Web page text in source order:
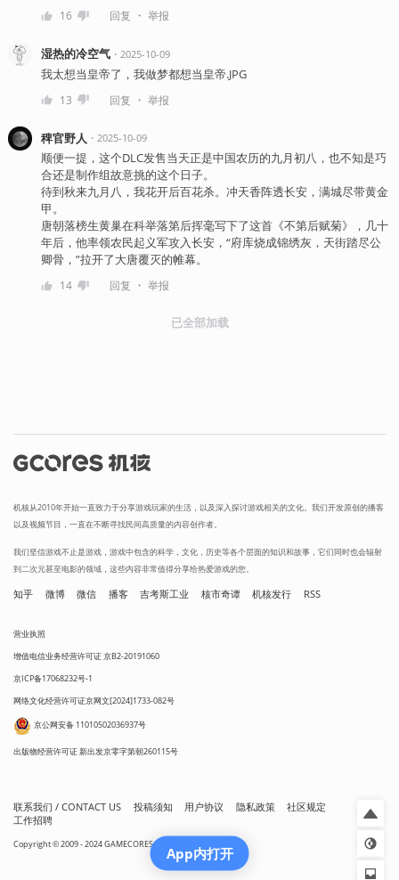
16 回复 ・ 举报
湿热的冷空气・ 2025-10-09
我太想当皇帝了，我做梦都想当皇帝.JPG
13 回复 ・ 举报
稗官野人 ・ 2025-10-09
顺便一提，这个DLC发售当天正是中国农历的九月初八，也不知是巧
合还是制作组故意挑的这个日子。
待到秋来九月八，我花开后百花杀。冲天香阵透长安，满城尽带黄金
甲。
唐朝落榜生黄巢在科举落第后挥毫写下了这首《不第后赋菊》，几十
年后，他率领农民起义军攻入长安，“府库烧成锦绣灰，天街踏尽公
卿骨，”拉开了大唐覆灭的帷幕。
14 回复 ・ 举报
已全部加载
机核从2010年开始一直致力于分享游戏玩家的生活，以及深入探讨游戏相关的文化。我们开发原创的播客
以及视频节目，一直在不断寻找民间高质量的内容创作者。
我们坚信游戏不止是游戏，游戏中包含的科学，文化，历史等各个层面的知识和故事，它们同时也会辐射
到二次元甚至电影的领域，这些内容非常值得分享给热爱游戏的您。
知乎 微博 微信 播客 吉考斯工业 核市奇谭 机核发行 RSS
营业执照
增值电信业务经营许可证 京B2-20191060
京ICP备17068232号-1
网络文化经营许可证京网文[2024]1733-082号
京公网安备 11010502036937号
出版物经营许可证 新出发京零字第朝260115号
联系我们 / CONTACT US 投稿须知 用户协议 隐私政策
社区规定
工作招聘
Copyright © 2009 - 2024 GAMECORES. All Rights Reserved
App内打开